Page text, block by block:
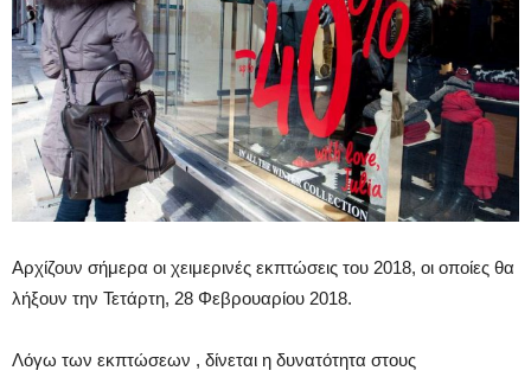
Αρχίζουν σήμερα οι χειμερινές εκπτώσεις του 2018, οι οποίες θα
λήξουν την Τετάρτη, 28 Φεβρουαρίου 2018.
Λόγω των εκπτώσεων , δίνεται η δυνατότητα στους